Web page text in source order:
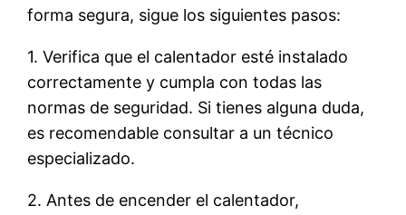
forma segura, sigue los siguientes pasos:
1. Verifica que el calentador esté instalado
correctamente y cumpla con todas las
normas de seguridad. Si tienes alguna duda,
es recomendable consultar a un técnico
especializado.
2. Antes de encender el calentador,